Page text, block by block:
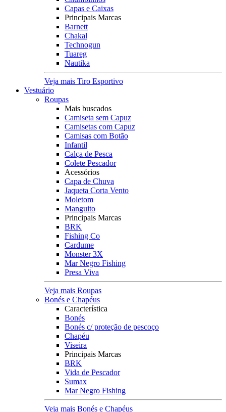
Capas e Caixas
Principais Marcas
Barnett
Chakal
Technogun
Tuareg
Nautika
Veja mais Tiro Esportivo
Vestuário
Roupas
Mais buscados
Camiseta sem Capuz
Camisetas com Capuz
Camisas com Botão
Infantil
Calça de Pesca
Colete Pescador
Acessórios
Capa de Chuva
Jaqueta Corta Vento
Moletom
Manguito
Principais Marcas
BRK
Fishing Co
Cardume
Monster 3X
Mar Negro Fishing
Presa Viva
Veja mais Roupas
Bonés e Chapéus
Característica
Bonés
Bonés c/ proteção de pescoço
Chapéu
Viseira
Principais Marcas
BRK
Vida de Pescador
Sumax
Mar Negro Fishing
Veja mais Bonés e Chapéus